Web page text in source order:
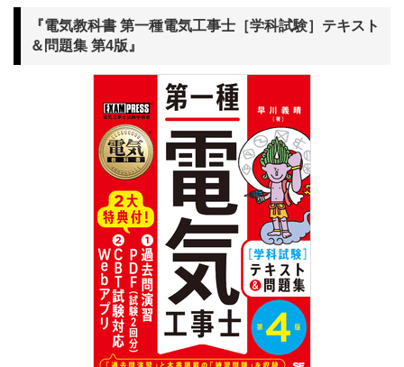
『電気教科書 第一種電気工事士［学科試験］テキスト
＆問題集 第4版』